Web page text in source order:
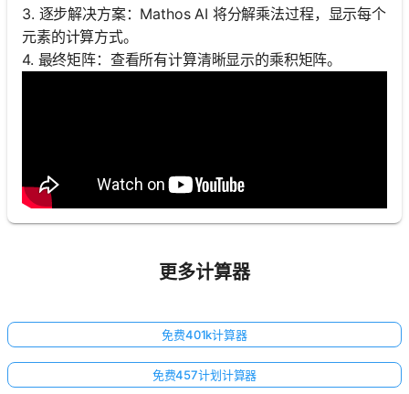
3. 逐步解决方案：Mathos AI 将分解乘法过程，显示每个
元素的计算方式。
4. 最终矩阵：查看所有计算清晰显示的乘积矩阵。
更多计算器
免费401k计算器
免费457计划计算器